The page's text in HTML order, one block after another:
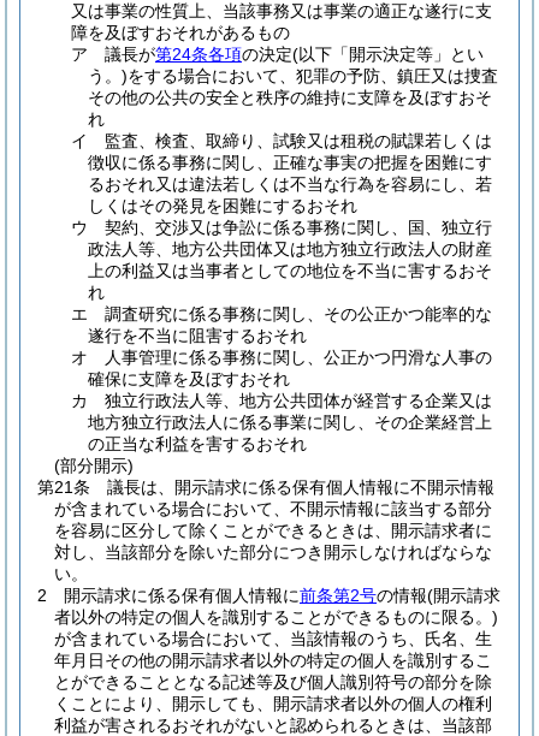
又は事業の性質上、当該事務又は事業の適正な遂行に支
障を及ぼすおそれがあるもの
ア
議長が第24条各項の決定(以下「開示決定等」とい
う。)をする場合において、犯罪の予防、鎮圧又は捜査
その他の公共の安全と秩序の維持に支障を及ぼすおそ
れ
イ
監査、検査、取締り、試験又は租税の賦課若しくは
徴収に係る事務に関し、正確な事実の把握を困難にす
るおそれ又は違法若しくは不当な行為を容易にし、若
しくはその発見を困難にするおそれ
ウ
契約、交渉又は争訟に係る事務に関し、国、独立行
政法人等、地方公共団体又は地方独立行政法人の財産
上の利益又は当事者としての地位を不当に害するおそ
れ
エ
調査研究に係る事務に関し、その公正かつ能率的な
遂行を不当に阻害するおそれ
オ
人事管理に係る事務に関し、公正かつ円滑な人事の
確保に支障を及ぼすおそれ
カ
独立行政法人等、地方公共団体が経営する企業又は
地方独立行政法人に係る事業に関し、その企業経営上
の正当な利益を害するおそれ
(部分開示)
第21条
議長は、開示請求に係る保有個人情報に不開示情報
が含まれている場合において、不開示情報に該当する部分
を容易に区分して除くことができるときは、開示請求者に
対し、当該部分を除いた部分につき開示しなければならな
い。
2
開示請求に係る保有個人情報に前条第2号の情報(開示請求
者以外の特定の個人を識別することができるものに限る。)
が含まれている場合において、当該情報のうち、氏名、生
年月日その他の開示請求者以外の特定の個人を識別するこ
とができることとなる記述等及び個人識別符号の部分を除
くことにより、開示しても、開示請求者以外の個人の権利
利益が害されるおそれがないと認められるときは、当該部